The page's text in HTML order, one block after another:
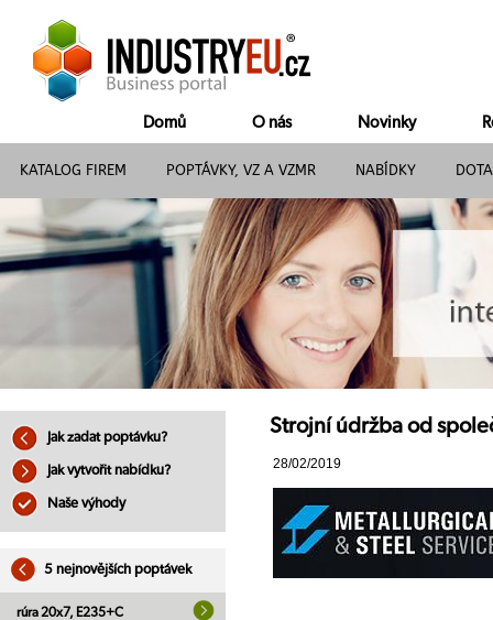
Domů O nás Novinky
KATALOG FIREM POPTÁVKY, VZ A VZMR NABÍDKY
Jak zadat poptávku?
Jak vytvořit nabídku?
Naše výhody
5 nejnovějších poptávek
rúra 20x7, E235+C
Strojní údržba od
28/02/2019